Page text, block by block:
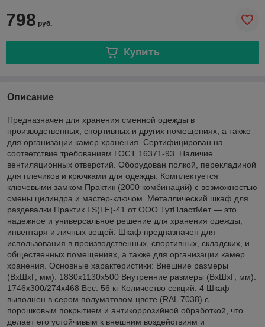
798 руб.
Купить
Описание
Предназначен для хранения сменной одежды в
производственных, спортивных и других помещениях, а также
для организации камер хранения. Сертифицирован на
соответствие требованиям ГОСТ 16371-93. Наличие
вентиляционных отверстий. Оборудован полкой, перекладиной
для плечиков и крючками для одежды. Комплектуется
ключевыми замком Практик (2000 комбинаций) с возможностью
смены цилиндра и мастер-ключом. Металлический шкаф для
раздевалки Практик LS(LE)-41 от ООО ТутПластМет — это
надежное и универсальное решение для хранения одежды,
инвентаря и личных вещей. Шкаф предназначен для
использования в производственных, спортивных, складских, и
общественных помещениях, а также для организации камер
хранения. Основные характеристики: Внешние размеры
(ВхШхГ, мм): 1830х1130х500 Внутренние размеры (ВхШхГ, мм):
1746х300/274х468 Вес: 56 кг Количество секций: 4 Шкаф
выполнен в сером полуматовом цвете (RAL 7038) с
порошковым покрытием и антикоррозийной обработкой, что
делает его устойчивым к внешним воздействиям и